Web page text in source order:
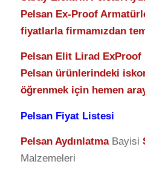
Pelsan Ex-Proof
fiyatlarla firmamızdan
Pelsan Elit Lirad
Pelsan ürünlerindeki
öğrenmek için hemen
Pelsan Fiyat Listesi
Pelsan Aydınlatma Bayisi
Malzemeleri